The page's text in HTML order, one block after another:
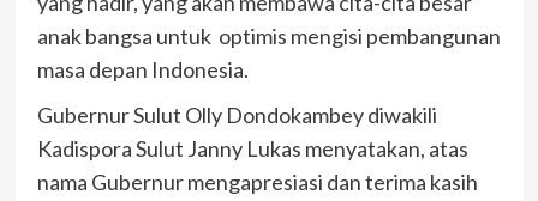
anak bangsa untuk optimis mengisi pembangunan
masa depan Indonesia.
Gubernur Sulut Olly Dondokambey diwakili
Kadispora Sulut Janny Lukas menyatakan, atas
nama Gubernur mengapresiasi dan terima kasih